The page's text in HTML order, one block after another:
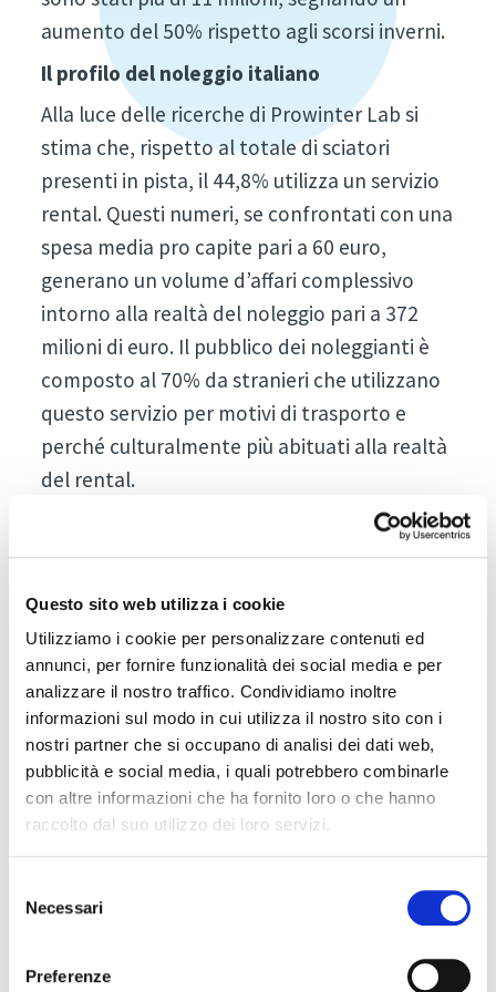
Questo sito web utilizza i cookie
Utilizziamo i cookie per personalizzare contenuti ed
annunci, per fornire funzionalità dei social media e per
analizzare il nostro traffico. Condividiamo inoltre
informazioni sul modo in cui utilizza il nostro sito con i
nostri partner che si occupano di analisi dei dati web,
pubblicità e social media, i quali potrebbero combinarle
con altre informazioni che ha fornito loro o che hanno
raccolto dal suo utilizzo dei loro servizi.
delNecessari
Preferenze
aumento del 50% rispetto agli scorsi inverni.
Il profilo del noleggio italiano
Alla luce delle ricerche di Prowinter Lab si
stima che, rispetto al totale di sciatori
presenti in pista, il 44,8% utilizza un servizio
rental. Questi numeri, se confrontati con una
spesa media pro capite pari a 60 euro,
generano un volume d’affari complessivo
intorno alla realtà del noleggio pari a 372
milioni di euro. Il pubblico dei noleggianti è
composto al 70% da stranieri che utilizzano
questo servizio per motivi di trasporto e
perché culturalmente più abituati alla realtà
del rental.
Dotazione e turnazione dell’attrezzatura
Benché la maggior parte dei centri noleggio
offra ormai un’ampia gamma di prodotti per
diverse discipline, sono lo sci alpino, lo
snowboard e lo scialpinismo (sempre più in
crescita) i settori più remunerativi per i
noleggiatori. Dalle indagini condotte da
Prowinter Lab emerge come ogni noleggio
disponga, in media, di 495 paia di sci. Il 23%
viene sostituito ognianno.
riguarda il numero di sci che vengono venduti
Tradati – Secondo i dati FESI
Federation of